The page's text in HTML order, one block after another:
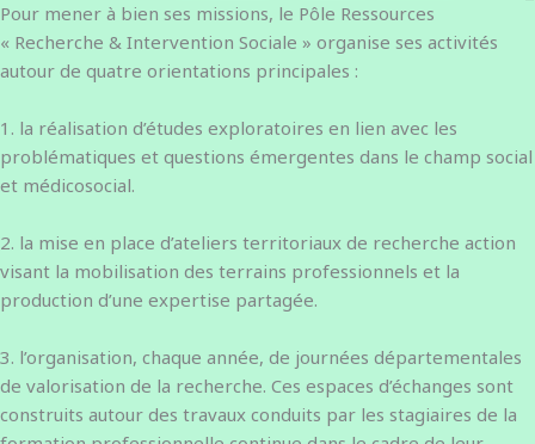
Pour mener à bien ses missions, le Pôle Ressources
« Recherche & Intervention Sociale » organise ses activités
autour de quatre orientations principales :
1. la réalisation d’études exploratoires en lien avec les
problématiques et questions émergentes dans le champ social
et médicosocial.
2. la mise en place d’ateliers territoriaux de recherche action
visant la mobilisation des terrains professionnels et la
production d’une expertise partagée.
3. l’organisation, chaque année, de journées départementales
de valorisation de la recherche. Ces espaces d’échanges sont
construits autour des travaux conduits par les stagiaires de la